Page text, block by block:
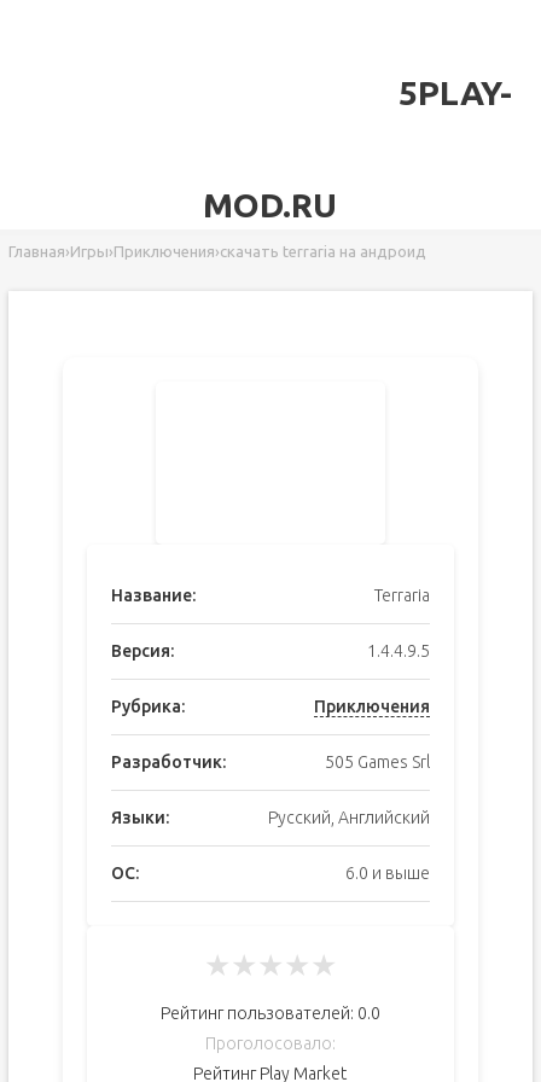
5PLAY-
MOD.RU
Главная›Игры›Приключения›скачать terraria на андроид
Название: Terraria
Версия: 1.4.4.9.5
Рубрика: Приключения
Разработчик: 505 Games Srl
Языки: Русский, Английский
ОС: 6.0 и выше
★★★★★
Рейтинг пользователей: 0.0
Проголосовало:
Рейтинг Play Market